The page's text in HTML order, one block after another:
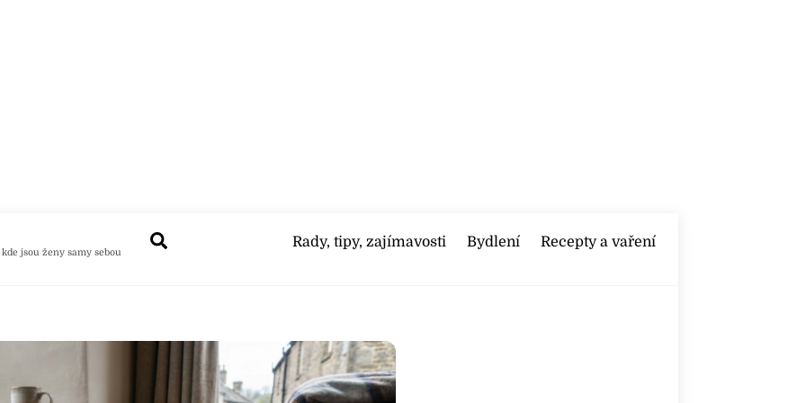
kde jsou ženy samy sebou
Rady, tipy, zajímavosti Bydlení Recepty a vaření